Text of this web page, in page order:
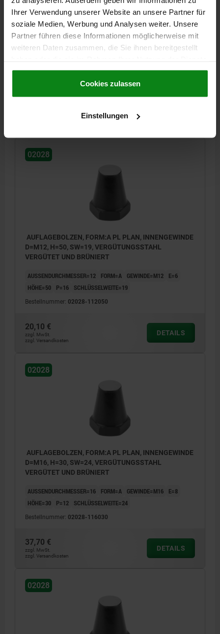
Ihrer Verwendung unserer Website an unsere Partner für
soziale Medien, Werbung und Analysen weiter. Unsere
Partner führen diese Informationen möglicherweise mit
weiteren Daten zusammen, die Sie ihnen bereitgestellt
gesammelt haben.Cookie Richtlinien
Datenschutz|AGB
Cookies zulassen
Einstellungen
AUFLAGEBOLZEN, FORM:A PL PLAN, INNENGEWINDE
D=M12, H=25, SW=19, VERGÜTUNGSSTAHL
HÖHE=25 P=11 SCHLÜSSELWEITE=19
02028-112025
02028
AUFLAGEBOLZEN, FORM:A PL PLAN, INNENGEWINDE
D=M12, H=50, SW=19, VERGÜTUNGSSTAHL
VERGÜTET UND BRÜNIERT
AUSSENDURCHMESSER=12 FORM=A GEWINDE=M12
E=6
HÖHE=50
P=16 SCHLÜSSELWEITE=19
Bestellnummer: 02028-112050
20,10 €
zzgl. MwSt.
zzgl. Versandkosten
DETAILS
02028
AUFLAGEBOLZEN, FORM:A PL PLAN, INNENGEWINDE
D=M16, H=30, SW=24, VERGÜTUNGSSTAHL
VERGÜTET UND BRÜNIERT
AUSSENDURCHMESSER=16 FORM=A GEWINDE=M16
E=8
HÖHE=30
P=12 SCHLÜSSELWEITE=24
Bestellnummer: 02028-116030
37,70 €
zzgl. MwSt.
zzgl. Versandkosten
DETAILS
02028